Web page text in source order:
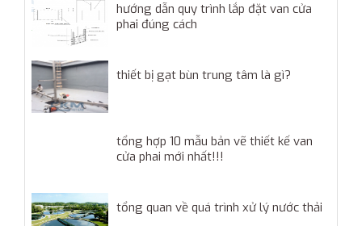
hướng dẫn quy trình lắp đặt van cửa
phai đúng cách
thiết bị gạt bùn trung tâm là gì?
tổng hợp 10 mẫu bản vẽ thiết kế van
cửa phai mới nhất!!!
tổng quan về quá trình xử lý nước thải